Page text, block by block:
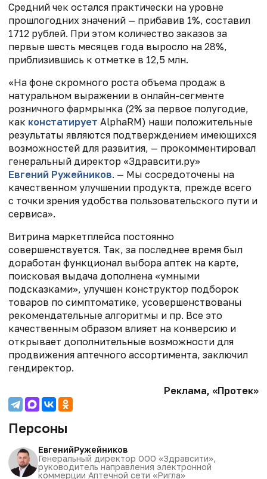
Средний чек остался практически на уровне
прошлогодних значений — прибавив 1%, составил
1712 рублей. При этом количество заказов за
первые шесть месяцев года выросло на 28%,
приблизившись к отметке в 12,5 млн.
«На фоне скромного роста объема продаж в
натуральном выражении в онлайн-сегменте
розничного фармрынка (2% за первое полугодие,
как констатирует AlphaRM) наши положительные
результаты являются подтверждением имеющихся
возможностей для развития, — прокомментировал
генеральный директор «Здравсити.ру»
Евгений Ружейников. — Мы сосредоточены на
качественном улучшении продукта, прежде всего
с точки зрения удобства пользовательского пути и
сервиса».
Витрина маркетплейса постоянно
совершенствуется. Так, за последнее время был
доработан функционал выбора аптек на карте,
поисковая выдача дополнена «умными
подсказками», улучшен конструктор подборок
товаров по симптоматике, усовершенствованы
рекомендательные алгоритмы и пр. Все это
качественным образом влияет на конверсию и
открывает дополнительные возможности для
продвижения аптечного ассортимента, заключил
гендиректор.
Реклама, «Протек»
Персоны
ЕвгенийРужейников
Генеральный директор ООО «Здравсити»,
руководитель направления электронной
коммерции Аптечной сети «Ригла»